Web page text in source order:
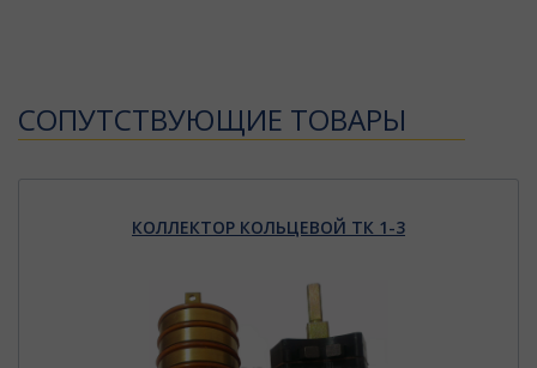
CОПУТСТВУЮЩИЕ ТОВАРЫ
КОЛЛЕКТОР КОЛЬЦЕВОЙ ТК 1-3